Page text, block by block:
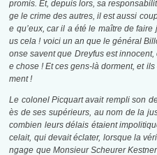
promis. Et, depuis lors, sa
ge le crime des autres, il est aussi
e qu’eux, car il a été le maître de
us cela ! voici un an que le général
onse savent que Dreyfus est
e chose ! Et ces gens-là dorment, et
ment !
Le colonel Picquart avait rempli son
ès de ses supérieurs, au nom de la
combien leurs délais étaient
celait, qui devait éclater, lorsque la
ngage que Monsieur Scheurer